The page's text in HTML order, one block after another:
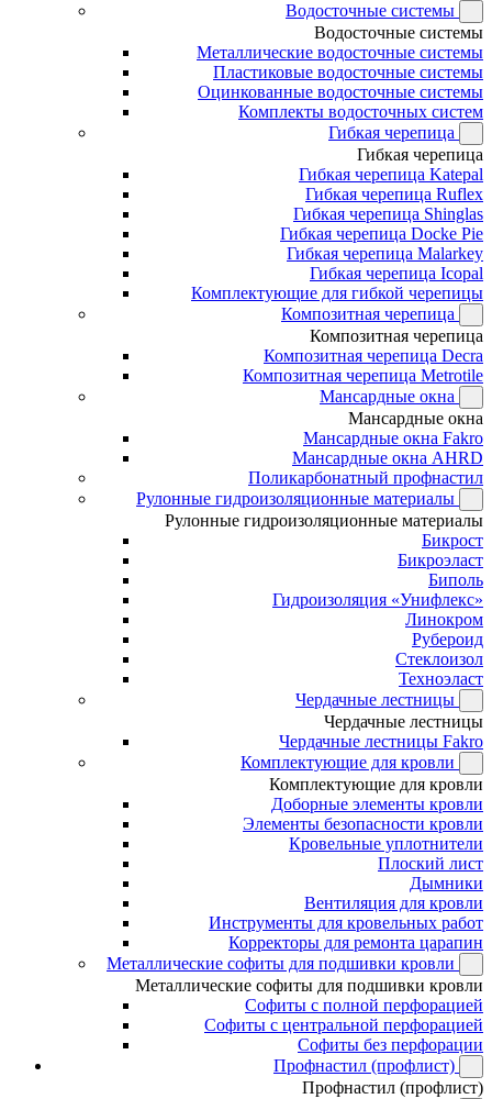
Водосточные системы
Водосточные системы
Металлические водосточные системы
Пластиковые водосточные системы
Оцинкованные водосточные системы
Комплекты водосточных систем
Гибкая черепица
Гибкая черепица
Гибкая черепица Katepal
Гибкая черепица Ruflex
Гибкая черепица Shinglas
Гибкая черепица Docke Pie
Гибкая черепица Malarkey
Гибкая черепица Icopal
Комплектующие для гибкой черепицы
Композитная черепица
Композитная черепица
Композитная черепица Decra
Композитная черепица Metrotile
Мансардные окна
Мансардные окна
Мансардные окна Fakro
Мансардные окна AHRD
Поликарбонатный профнастил
Рулонные гидроизоляционные материалы
Рулонные гидроизоляционные материалы
Бикрост
Бикроэласт
Биполь
Гидроизоляция «Унифлекс»
Линокром
Рубероид
Стеклоизол
Техноэласт
Чердачные лестницы
Чердачные лестницы
Чердачные лестницы Fakro
Комплектующие для кровли
Комплектующие для кровли
Доборные элементы кровли
Элементы безопасности кровли
Кровельные уплотнители
Плоский лист
Дымники
Вентиляция для кровли
Инструменты для кровельных работ
Корректоры для ремонта царапин
Металлические софиты для подшивки кровли
Металлические софиты для подшивки кровли
Софиты с полной перфорацией
Софиты с центральной перфорацией
Софиты без перфорации
Профнастил (профлист)
Профнастил (профлист)